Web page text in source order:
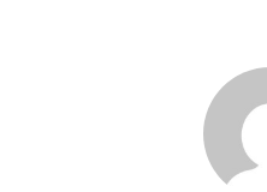
(*)Lưu ý: Giá iPad Air 5
kiện là khởi điểm từ 599